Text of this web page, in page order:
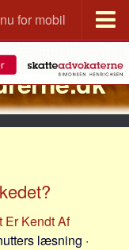
for mobil
Er Kendt Af
læsning ·